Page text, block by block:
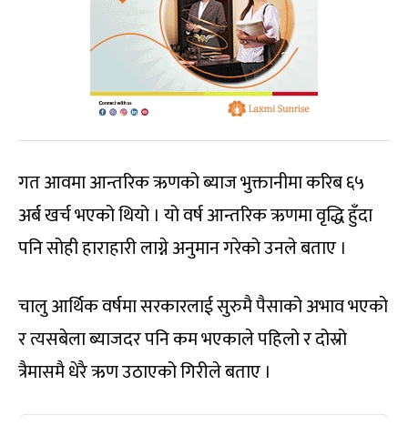
गत आवमा आन्तरिक ऋणको ब्याज भुक्तानीमा करिब ६५
अर्ब खर्च भएको थियो । यो वर्ष आन्तरिक ऋणमा वृद्धि हुँदा
पनि सोही हाराहारी लाग्ने अनुमान गरेको उनले बताए ।
चालु आर्थिक वर्षमा सरकारलाई सुरुमै पैसाको अभाव भएको
र त्यसबेला ब्याजदर पनि कम भएकाले पहिलो र दोस्रो
त्रैमासमै धेरै ऋण उठाएको गिरीले बताए ।